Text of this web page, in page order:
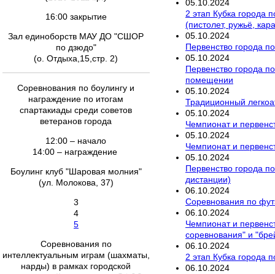
16:00 закрытие
Зал единоборств МАУ ДО "СШОР
по дзюдо"
(о. Отдыха,15,стр. 2)
Соревнования по боулингу и
награждение по итогам
спартакиады среди советов
ветеранов города
12:00 – начало
14:00 – награждение
Боулинг клуб "Шаровая молния"
(ул. Молокова, 37)
3
4
5
Соревнования по
интеллектуальным играм (шахматы,
нарды) в рамках городской
05 10 2024
2 этап Кубка города
(пистолет, ружьё,
05 10 2024
Первенство города
05 10 2024
Первенство города
помещении
05 10 2024
Традиционный
05 10 2024
Чемпионат и
05 10 2024
Чемпионат и
05 10 2024
Первенство города
дистанции)
06 10 2024
Соревнования по
06 10 2024
Чемпионат и
соревнования" и
06 10 2024
2 этап Кубка города
06 10 2024